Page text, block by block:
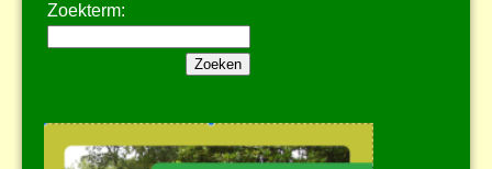
Zoekterm: